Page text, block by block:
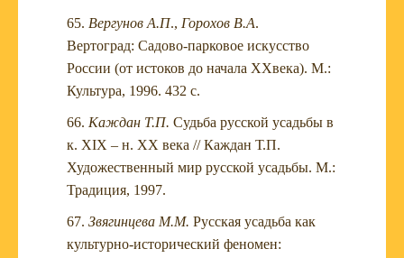
Вергунов А.П., Горохов В.А.
Вертоград: Cадово-парковое искусство
России (от истоков до начала XXвека). М.:
Культура, 1996. 432 c.
Каждан Т.П. Судьба русской усадьбы в
к. XIX – н. XX века // Каждан Т.П.
Художественный мир русской усадьбы. М.:
Традиция, 1997.
Звягинцева М.М. Русская усадьба как
культурно-исторический феномен: